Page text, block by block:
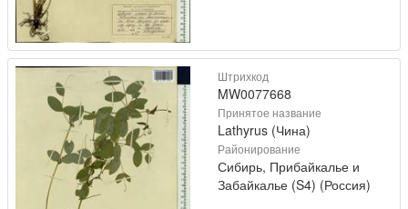
Штрихкод
MW0077668
Принятое название
Lathyrus (Чина)
Районирование
Сибирь, Прибайкалье и
Забайкалье (S4) (Россия)